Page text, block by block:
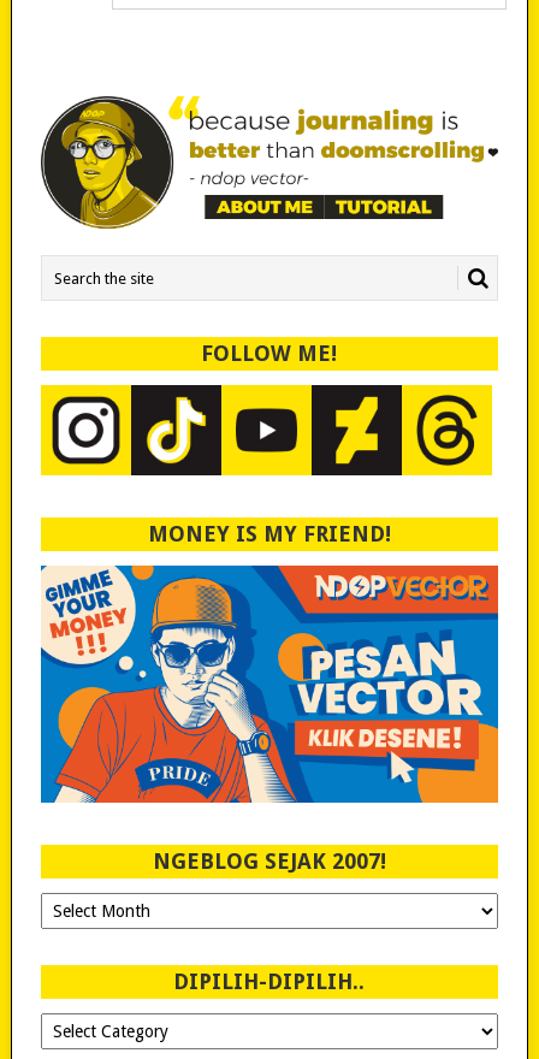
FOLLOW ME!
MONEY IS MY FRIEND!
NGEBLOG SEJAK 2007!
Ngeblog
Sejak
DIPILIH-DIPILIH..
Dipilih-
dipilih..